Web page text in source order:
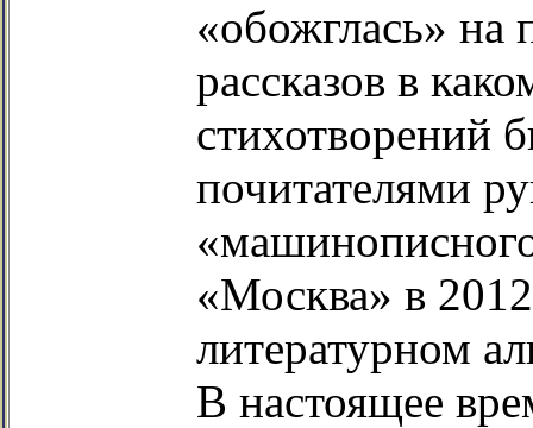
«обожглась» на
рассказов в
стихотворений
почитателями
«Москва» в
литературном
В настоящее